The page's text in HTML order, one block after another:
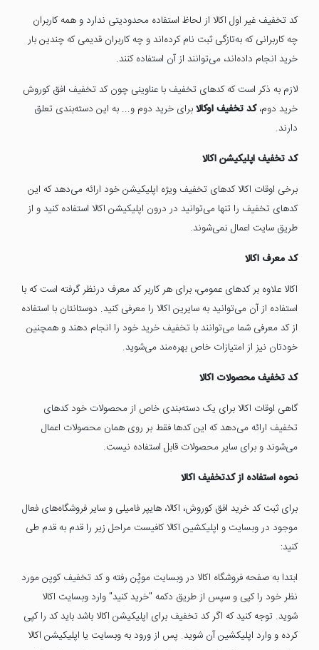
کد تخفیف غیر اول اکالا از لحاظ استفاده محدودیتی ندارد و همه کاربران
چه کاربرانی که به‌تازگی ثبت نام کرده‌اند و چه کاربران قدیمی که چندین بار
خرید انجام داده‌اند، می‌توانند از آن استفاده کنند.
لازم به ذکر است که کدهای تخفیف با عناوینی چون کد تخفیف افق کوروش
خرید دوم،کد تخفیف اوکالابرای خرید دوم و... به این دسته‌بندی تعلق
دارند.
کد تخفیف اپلیکیشن اکالا
برخی اوقات اکالا کدهای تخفیف ویژه اپلیکیشن خود ارائه می‌دهد که این
کدهای تخفیف را تنها می‌توانید در درون اپلیکیشن اکالا استفاده کنید و از
طریق سایت اعمال نمی‌شوند.
کد معرف اکالا
اکالا علاوه بر کدهای عمومی، برای هر کاربر کد معرف درنظر گرفته است که با
استفاده از آن می‌توانید به سایرین اکالا را معرفی کنید. دوستانتان با استفاده
از کد معرفی شما می‌توانند با تخفیف خرید خود را انجام دهند و همچنین
خودتان نیز از امتیازات خاص بهره‌مند می‌شوید.
کد تخفیف محصولات اکالا
گاهی اوقات اکالا برای یک دسته‌بندی خاص از محصولات خود کدهای
تخفیف ارائه می‌دهد که این کدها فقط بر روی همان محصولات اعمال
می‌شوند و برای سایر محصولات قابل استفاده نیست.
نحوه استفاده از کدتخفیف اکالا
برای ثبت کد خرید افق کوروش، اکالا، هایپر فامیلی و سایر فروشگاه‌های فعال
موجود در وبسایت و اپلیکشین اکالا کافیست مراحل زیر را قدم به قدم طی
کنید:
ابتدا به صفحه فروشگاه اکالا در وبسایت موپُن رفته و کد تخفیف کوپن مورد
نظر خود را کپی و سپس از طریق دکمه "خرید کنید" وارد وبسایت اکالا
شوید. توجه کنید که اگر کد تخفیف برای اپلیکیشن اکالا باشد باید کد را کپی
کرده و وارد اپلیکشین آن شوید. پس از ورود به وبسایت یا اپلیکیشن اکالا